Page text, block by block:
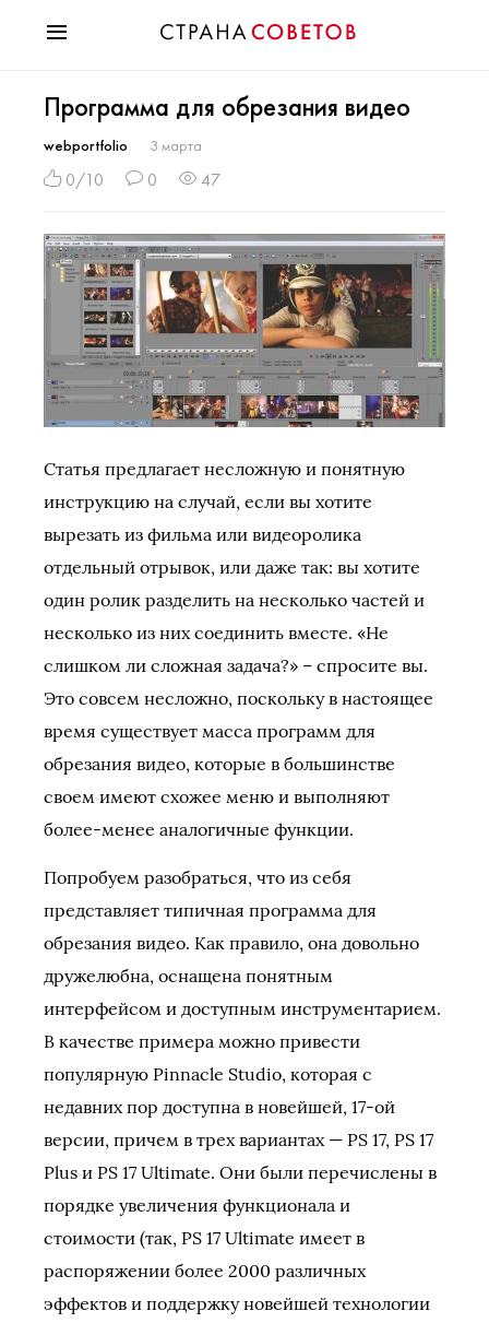
Мода
Звезды
Гороскопы
Психология
Хобби
Разное
Праздники
Программа для обрезания видео
webportfolio 3 марта
0/10 0 47
Статья предлагает несложную и понятную
инструкцию на случай, если вы хотите
вырезать из фильма или видеоролика
отдельный отрывок, или даже так: вы хотите
один ролик разделить на несколько частей и
несколько из них соединить вместе. «Не
слишком ли сложная задача?» – спросите вы.
Это совсем несложно, поскольку в настоящее
время существует масса программ для
обрезания видео, которые в большинстве
своем имеют схожее меню и выполняют
более-менее аналогичные функции.
Попробуем разобраться, что из себя
представляет типичная программа для
обрезания видео. Как правило, она довольно
дружелюбна, оснащена понятным
интерфейсом и доступным инструментарием.
В качестве примера можно привести
популярную Pinnacle Studio, которая с
недавних пор доступна в новейшей, 17-ой
версии, причем в трех вариантах — PS 17, PS 17
Plus и PS 17 Ultimate. Они были перечислены в
порядке увеличения функционала и
стоимости (так, PS 17 Ultimate имеет в
распоряжении более 2000 различных
эффектов и поддержку новейшей технологии